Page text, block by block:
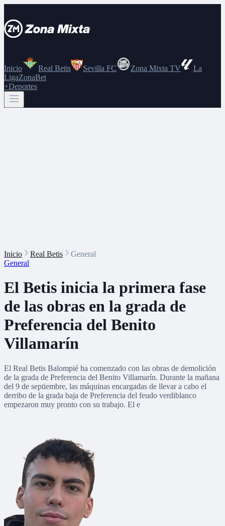
Inicio Real Betis Sevilla FC Zona Mixta TV
La
LigaZonaBet
+Deportes
Inicio Real Betis
General
General
El Betis inicia la primera fase
de las obras en la grada de
Preferencia del Benito
Villamarín
El Real Betis Balompié ha comenzado con las obras de demolición
de la grada de Preferencia del Benito Villamarín. Durante la mañana
del 9 de septiembre, las máquinas encargadas de llevar a cabo el
derribo de la grada baja de Preferencia del feudo verdiblanco
empezaron muy pronto con su trabajo. El e